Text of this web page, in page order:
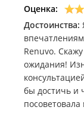
Оценка:
Достоинства:
Renuvo.
ожидания!
бы достичь и